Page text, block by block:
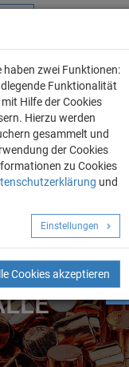
Angebot anfordern!
haben zwei Funktionen:
Funktionalität
Hilfe der Cookies
Hierzu werden
gesammelt und
der Cookies
zu Cookies
und
Einstellungen
Cookies akzeptieren